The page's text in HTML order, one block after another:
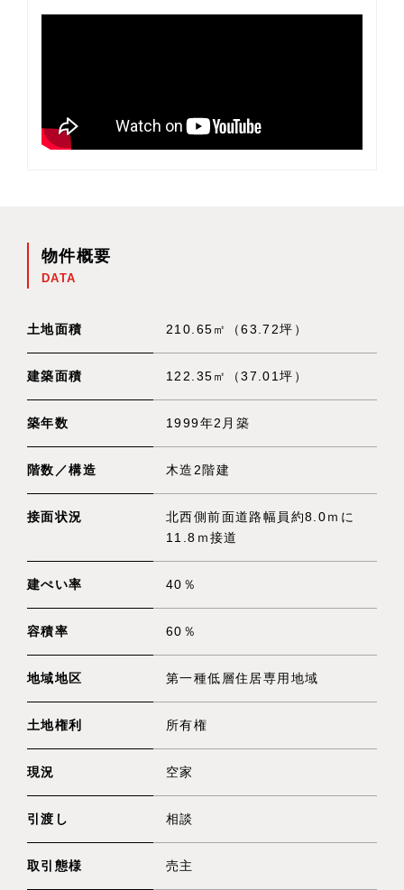
物件概要
DATA
土地面積 210.65㎡（63.72坪）
建築面積 122.35㎡（37.01坪）
築年数 1999年2月築
階数／構造 木造2階建
接面状況
北西側前面道路幅員約8.0ｍに
11.8ｍ接道
建ぺい率 40％
容積率 60％
地域地区 第一種低層住居専用地域
土地権利 所有権
現況 空家
引渡し 相談
取引態様 売主